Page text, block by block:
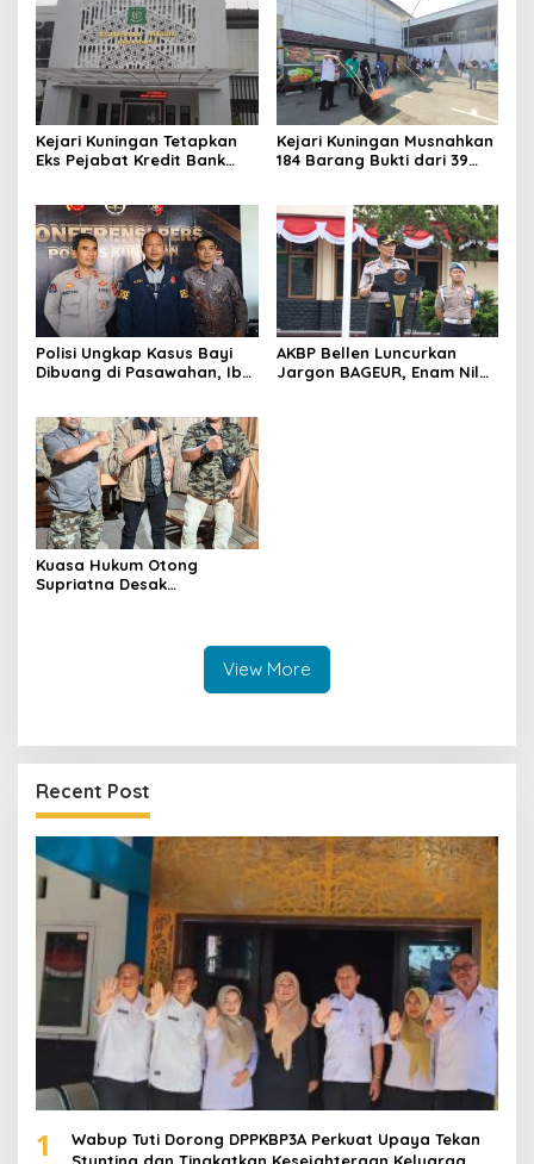
Kejari Kuningan Tetapkan
Eks Pejabat Kredit Bank
Rp529 Juta
Kejari Kuningan Musnahkan
184 Barang Bukti dari 39
Digunakan Lagi
Polisi Ungkap Kasus Bayi
Dibuang di Pasawahan, Ibu
AKBP Bellen Luncurkan
Jargon BAGEUR, Enam Nilai
Kuasa Hukum Otong
Supriatna Desak
View More
Recent Post
1
Wabup Tuti Dorong DPPKBP3A Perkuat Upaya Tekan
Stunting dan Tingkatkan Kesejahteraan Keluarga